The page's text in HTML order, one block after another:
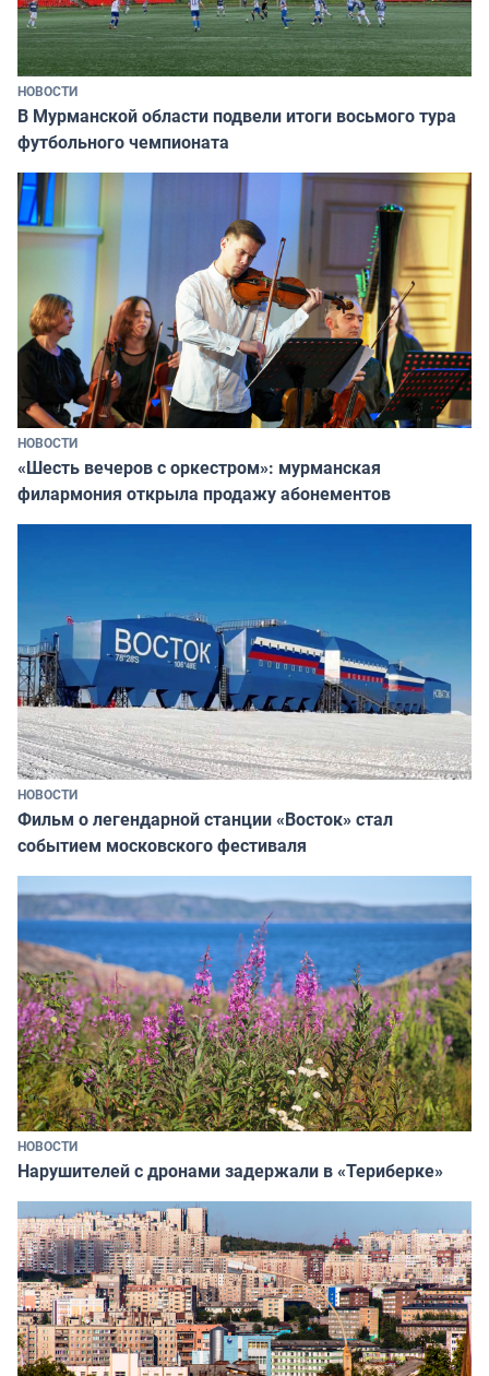
НОВОСТИ
В Мурманской области подвели итоги восьмого тура
футбольного чемпионата
НОВОСТИ
«Шесть вечеров с оркестром»: мурманская
филармония открыла продажу абонементов
НОВОСТИ
Фильм о легендарной станции «Восток» стал
событием московского фестиваля
НОВОСТИ
Нарушителей с дронами задержали в «Териберке»